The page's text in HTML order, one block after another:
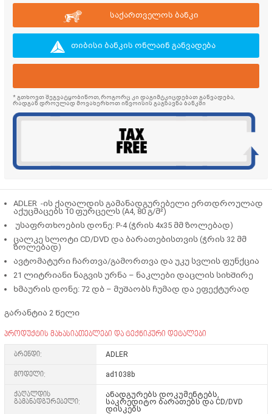
საქართველოს ბანკი
თიბისი ბანკის ონლაინ განვადება
* გთხოვთ შეგვატყობინოთ, როგორც კი დაგიმტკიცდებათ განვადება,
რადგან დროულად მოვახერხოთ ინვოისის გაგზავნა ბანკში
ADLER -ის ქაღალდის გამანადგურებელი ერთდროულად
აქუცმაცებს 10 ფურცელს (A4, 80 გ/მ²)
უსაფრთხოების დონე: P-4 (ჭრის 4x35 მმ ზოლებად)
ცალკე სლოტი CD/DVD და ბარათებისთვის (ჭრის 32 მმ
ზოლებად)
ავტომატური ჩართვა/გამორთვა და უკუ სვლის ფუნქცია
21 ლიტრიანი ნაგვის ურნა – ნაკლები დაცლის სიხშირე
ხმაურის დონე: 72 დბ – მუშაობს ჩუმად და ეფექტურად
გარანტია 2 წელი
პროდუქტის მახასიათებლები და ტექნიკური დეტალები
ბრენდი: ADLER
მოდელი: ad1038b
ქაღალდის
გამანადგურებელი:
ანადგურებს დოკუმენტებს,
საკრედიტო ბარათებს და CD/DVD
დისკებს